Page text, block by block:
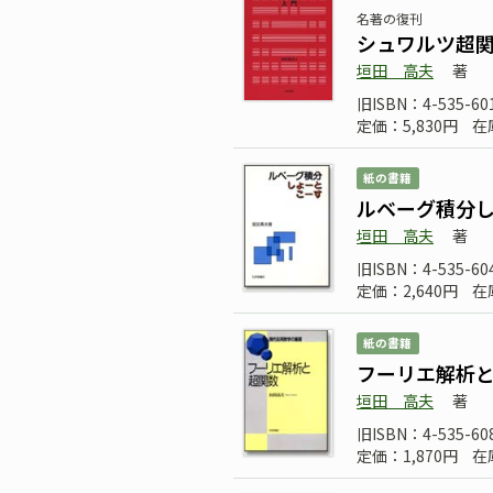
名著の復刊
シュワルツ超
垣田 高夫
著
旧ISBN：4-535-
定価：5,830円
在
紙の書籍
ルベーグ積分
垣田 高夫
著
旧ISBN：4-535-
定価：2,640円
在
紙の書籍
フーリエ解析
垣田 高夫
著
旧ISBN：4-535-
定価：1,870円
在